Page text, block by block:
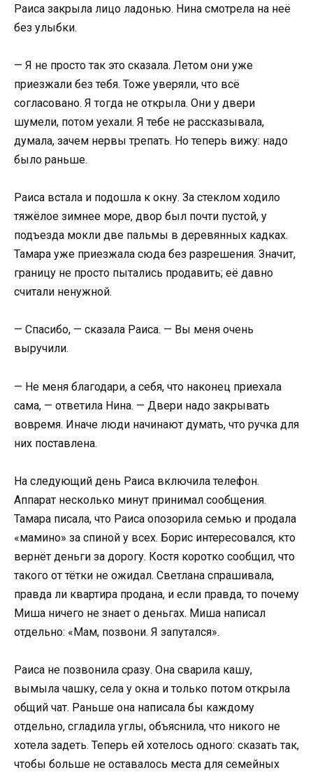
Раиса закрыла лицо ладонью. Нина смотрела на неё
без улыбки.
— Я не просто так это сказала. Летом они уже
приезжали без тебя. Тоже уверяли, что всё
согласовано. Я тогда не открыла. Они у двери
шумели, потом уехали. Я тебе не рассказывала,
думала, зачем нервы трепать. Но теперь вижу: надо
было раньше.
Раиса встала и подошла к окну. За стеклом ходило
тяжёлое зимнее море, двор был почти пустой, у
подъезда мокли две пальмы в деревянных кадках.
Тамара уже приезжала сюда без разрешения. Значит,
границу не просто пытались продавить; её давно
считали ненужной.
— Спасибо, — сказала Раиса. — Вы меня очень
выручили.
— Не меня благодари, а себя, что наконец приехала
сама, — ответила Нина. — Двери надо закрывать
вовремя. Иначе люди начинают думать, что ручка для
них поставлена.
На следующий день Раиса включила телефон.
Аппарат несколько минут принимал сообщения.
Тамара писала, что Раиса опозорила семью и продала
«мамино» за спиной у всех. Борис интересовался, кто
вернёт деньги за дорогу. Костя коротко сообщил, что
такого от тётки не ожидал. Светлана спрашивала,
правда ли квартира продана, и если правда, то почему
Миша ничего не знает о деньгах. Миша написал
отдельно: «Мам, позвони. Я запутался».
Раиса не позвонила сразу. Она сварила кашу,
вымыла чашку, села у окна и только потом открыла
общий чат. Раньше она написала бы каждому
отдельно, сгладила углы, объяснила, что никого не
хотела задеть. Теперь ей хотелось одного: сказать так,
чтобы больше не оставалось места для семейных